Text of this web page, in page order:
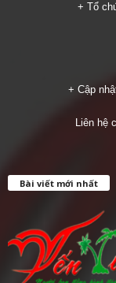
+ Tổ
+ Cập
Liên hệ
Bài viết mới nhất